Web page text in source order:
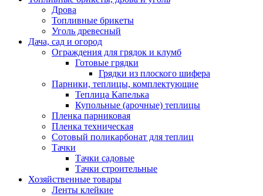
Дрова
Топливные брикеты
Уголь древесный
Дача, сад и огород
Ограждения для грядок и клумб
Готовые грядки
Грядки из плоского шифера
Парники, теплицы, комплектующие
Теплица Капелька
Купольные (арочные) теплицы
Пленка парниковая
Пленка техническая
Сотовый поликарбонат для теплиц
Тачки
Тачки садовые
Тачки строительные
Хозяйственные товары
Ленты клейкие